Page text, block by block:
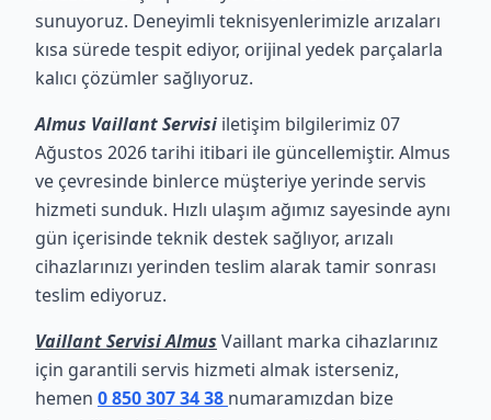
sunuyoruz. Deneyimli teknisyenlerimizle arızaları
kısa sürede tespit ediyor, orijinal yedek parçalarla
kalıcı çözümler sağlıyoruz.
Almus Vaillant Servisi iletişim bilgilerimiz 07
Ağustos 2026 tarihi itibari ile güncellemiştir. Almus
ve çevresinde binlerce müşteriye yerinde servis
hizmeti sunduk. Hızlı ulaşım ağımız sayesinde aynı
gün içerisinde teknik destek sağlıyor, arızalı
cihazlarınızı yerinden teslim alarak tamir sonrası
teslim ediyoruz.
Vaillant Servisi Almus Vaillant marka cihazlarınız
için garantili servis hizmeti almak isterseniz,
hemen 0 850 307 34 38 numaramızdan bize